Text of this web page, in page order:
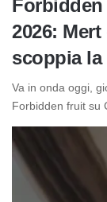
2026:
scoppia la
Va in onda oggi,
Forbidden fruit su